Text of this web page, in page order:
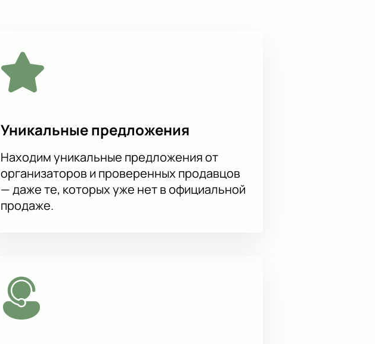
Уникальные предложения
Находим уникальные предложения от
организаторов и проверенных продавцов
— даже те, которых уже нет в официальной
продаже.